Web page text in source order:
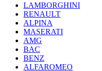
LAMBORGHINI
RENAULT
ALPINA
MASERATI
AMG
BAC
BENZ
ALFAROMEO